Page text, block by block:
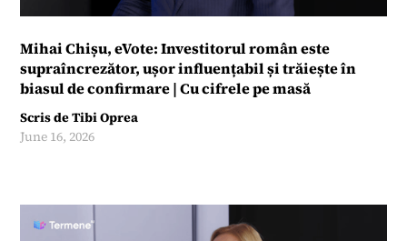
Mihai Chișu, eVote: Investitorul român este
supraîncrezător, ușor influențabil și trăiește în
biasul de confirmare | Cu cifrele pe masă
Scris deTibi Oprea
June 16, 2026